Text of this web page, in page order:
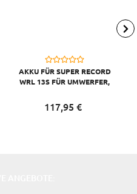
AKKU FÜR SUPER RECORD
WRL 13S FÜR UMWERFER,
117,95 €